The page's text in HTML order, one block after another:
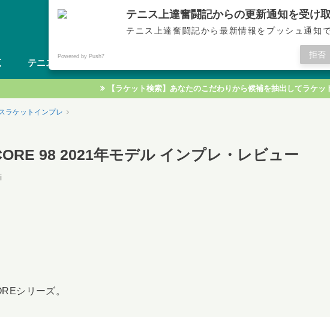
テニス上達奮闘記
テニスギア テ
【ラケット検索】あなたのこだわりから候補を抽出してラケッ
ラケットインプレ
98 2021年モデル インプレ・レビュー
シリーズ。
テニス上達奮闘記からの更新通知を受け
テニス上達奮闘記から最新情報をプッシュ通知
Powered by Push7 拒否